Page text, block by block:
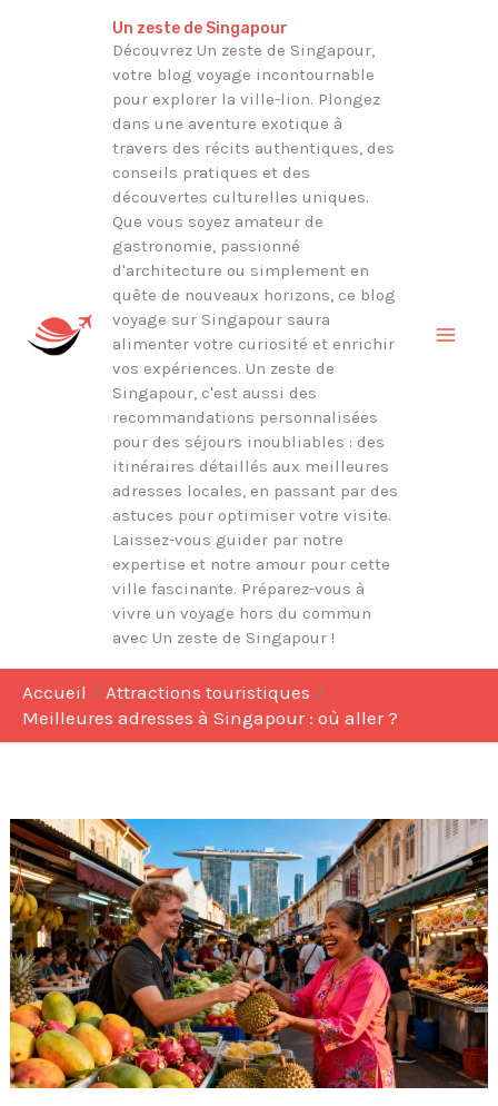
Un zeste de Singapour
Découvrez Un zeste de Singapour,
votre blog voyage incontournable
pour explorer la ville-lion. Plongez
dans une aventure exotique à
travers des récits authentiques, des
conseils pratiques et des
découvertes culturelles uniques.
Que vous soyez amateur de
gastronomie, passionné
d'architecture ou simplement en
quête de nouveaux horizons, ce blog
voyage sur Singapour saura
alimenter votre curiosité et enrichir
vos expériences. Un zeste de
Singapour, c'est aussi des
recommandations personnalisées
pour des séjours inoubliables : des
itinéraires détaillés aux meilleures
adresses locales, en passant par des
astuces pour optimiser votre visite.
Laissez-vous guider par notre
expertise et notre amour pour cette
ville fascinante. Préparez-vous à
vivre un voyage hors du commun
avec Un zeste de Singapour !
Accueil
Attractions touristiques
Meilleures adresses à Singapour : où aller ?
Rechercher